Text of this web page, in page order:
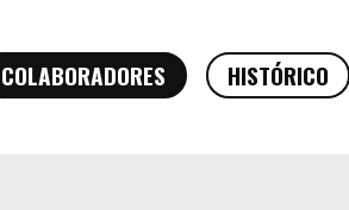
COLABORADORES HISTÓRICO